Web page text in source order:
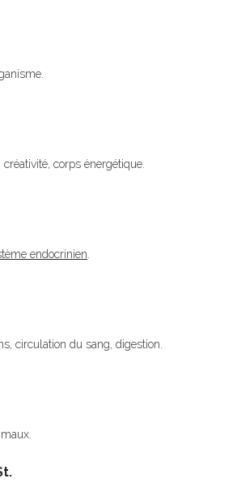
corps énergétique.
endocrinien
circulation du sang, digestion.